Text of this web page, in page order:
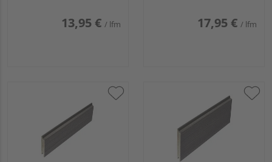
13,95 € / lfm 17,95 € / lfm